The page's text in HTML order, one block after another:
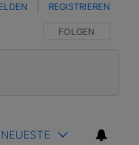
FOLGE DIESER
FOLGEN
REGISTRIEREN
NEUESTE